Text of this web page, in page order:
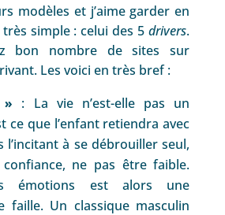
modèles et j’aime garder en
simple : celui des 5drivers.
bon nombre de sites sur
Les voici en très bref :
» : La vie n’est-elle pas un
ce que l’enfant retiendra avec
l’incitant à se débrouiller seul,
ne pas être faible.
émotions est alors une
faille. Un classique masculin